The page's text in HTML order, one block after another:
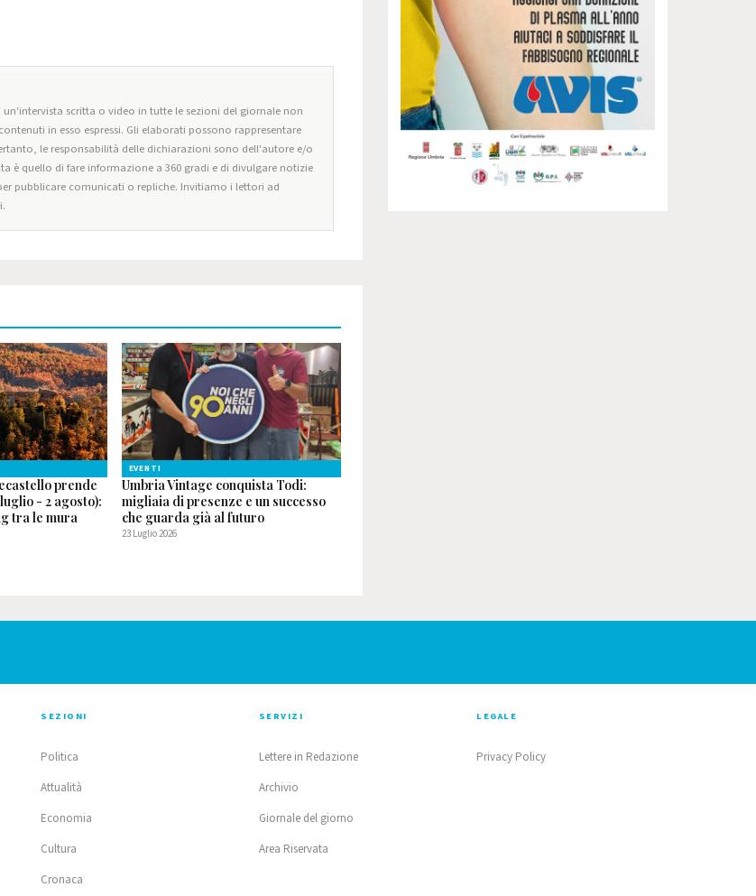
scritta o video in tutte le sezioni del giornale non
in esso espressi. Gli elaborati possono rappresentare
le responsabilità delle dichiarazioni sono dell'autore e/o
è quello di fare informazione a 360 gradi e di divulgare notizie
pubblicare comunicati o repliche. Invitiamo i lettori ad
prende
- 2 agosto):
tra le mura
EVENTI
Umbria Vintage conquista Todi:
migliaia di presenze e un successo
che guarda già al futuro
23 Luglio 2026
SEZIONI
Politica
Attualità
Economia
Cultura
Cronaca
SERVIZI
Lettere in Redazione
Archivio
Giornale del giorno
Area Riservata
LEGALE
Privacy Policy